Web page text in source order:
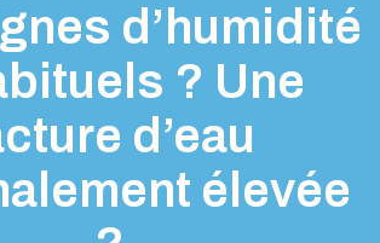
d’humidité
? Une
d’eau
élevée